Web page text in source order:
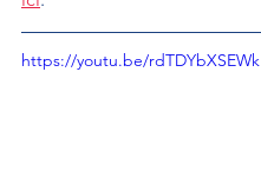
https://youtu.be/rdTDYbXSEWk